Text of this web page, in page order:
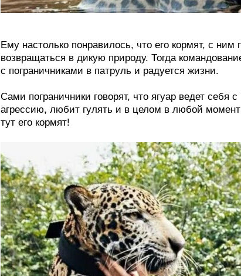
Ему настолько понравилось, что его кормят, с ним
возвращаться в дикую природу. Тогда
с пограничниками в патруль и радуется жизни.
Сами пограничники говорят, что ягуар ведет
агрессию, любит гулять и в целом в любой
тут его кормят!